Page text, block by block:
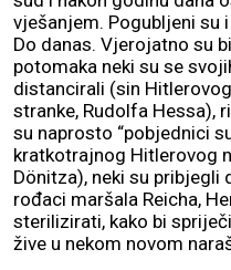
vješanjem. Pogubljeni su
Do danas. Vjerojatno su
potomaka neki su se
distancirali (sin
stranke, Rudolfa Hessa),
su naprosto “pobjednici
kratkotrajnog Hitlerovog
Dönitza), neki su
rođaci maršala Reicha,
sterilizirati, kako bi
žive u nekom novom